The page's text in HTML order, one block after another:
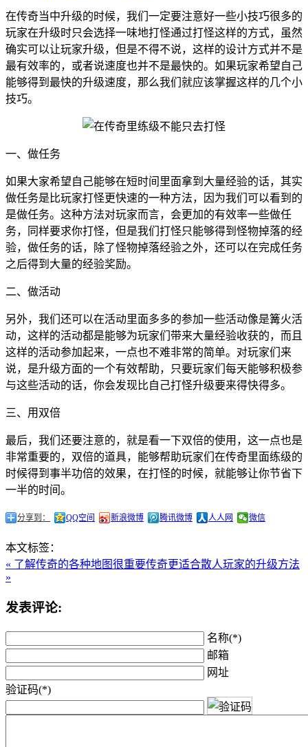
在传奇当中升级的时候，我们一定要注意好一些小技巧很多的
玩家在升级时只会选择一味地打怪通过打怪这样的方式，虽然
确实可以让玩家升级，但是不得不说，这样的设计方式并不是
最有效率的，或者说速度也并不是最快的。如果玩家希望自己
能够得到最快的升级速度，那么我们就应该掌握这样的几个小
技巧。
一、做任务
如果大家希望自己能够在短时间里面拿到大量经验的话，其实
做任务是比玩家打怪更快速的一种方法，因为我们可以看到的
是做任务。这种方法对玩家而言，会更加的有效率一些做任
务，同样要求你打怪，但是我们打怪只能够得到怪物掉落的经
验，做任务的话，除了怪物掉落经验之外，还可以在完成任务
之后得到大量的经验奖励。
二、做活动
另外，我们还可以在活动里面多多的参加一些活动像是篝火活
动，这样的活动都是能够为玩家们带来大量经验收获的，而且
这样的活动参加起来，一点也不难非常的简单。对玩家们来
说，是升级方面的一个有效帮助，只要玩家们每天能够积极参
与这些活动的话，你会发现比自己打怪升级要来得快得多。
三、用双倍
最后，我们还要注意的，就是看一下双倍的使用，这一点也是
非常重要的，双倍的道具，能够帮助玩家们在传奇里面练级的
时候得到事半功倍的效果，在打怪的时候，就能够让你节省下
一半的时间。
分享到： QQ空间 新浪微博 腾讯微博 人人网 微信
本文标签：
« 了解传奇的各种地图很重要传奇更适合散人玩家的升级方法
»
发表评论:
名称(*)
邮箱
网址
验证码(*)